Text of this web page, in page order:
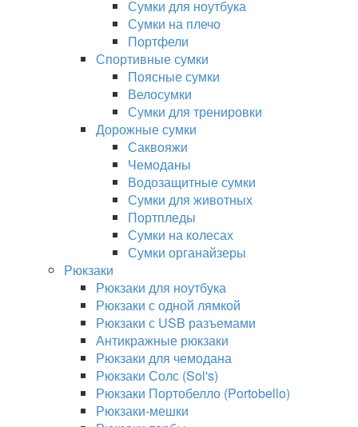
Сумки для ноутбука
Сумки на плечо
Портфели
Спортивные сумки
Поясные сумки
Велосумки
Сумки для тренировки
Дорожные сумки
Саквояжи
Чемоданы
Водозащитные сумки
Сумки для животных
Портпледы
Сумки на колесах
Сумки органайзеры
Рюкзаки
Рюкзаки для ноутбука
Рюкзаки с одной лямкой
Рюкзаки с USB разъемами
Антикражные рюкзаки
Рюкзаки для чемодана
Рюкзаки Солс (Sol's)
Рюкзаки Портобелло (Portobello)
Рюкзаки-мешки